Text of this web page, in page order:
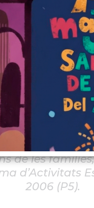
del
de les
d’Activitats
2006 (P5).